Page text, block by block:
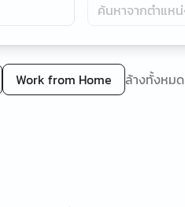
Work from Home ล้างทั้งหมด